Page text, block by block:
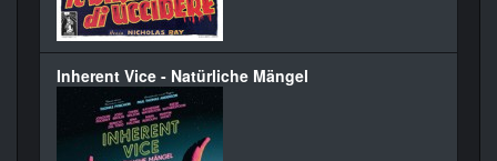
Inherent Vice - Natürliche Mängel